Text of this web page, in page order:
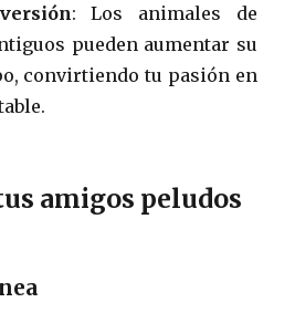
: Los animales de
pueden aumentar su
convirtiendo tu pasión en
amigos peludos